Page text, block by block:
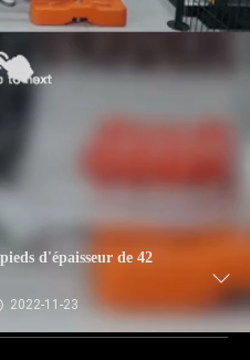
d'épaisseur de 42
2022-11-23